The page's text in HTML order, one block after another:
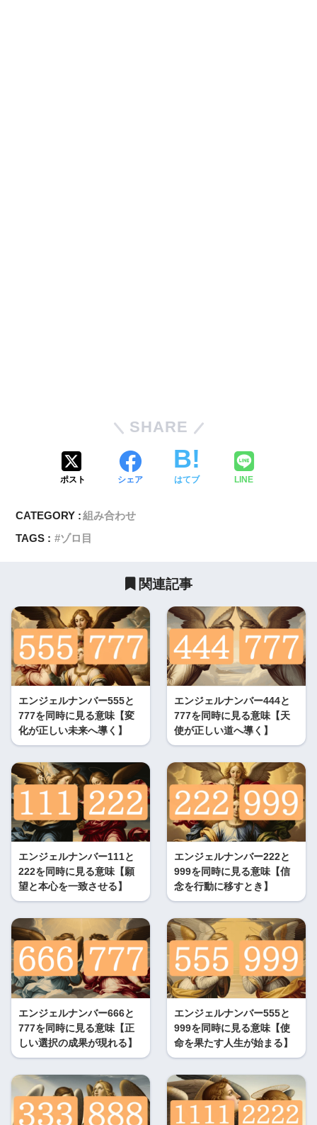
SHARE
ポスト シェア はてブ LINE
CATEGORY :組み合わせ
TAGS :
ゾロ目
関連記事
エンジェルナンバー555と
777を同時に見る意味【変
化が正しい未来へ導く】
エンジェルナンバー444と
777を同時に見る意味【天
使が正しい道へ導く】
エンジェルナンバー111と
222を同時に見る意味【願
望と本心を一致させる】
エンジェルナンバー222と
999を同時に見る意味【信
念を行動に移すとき】
エンジェルナンバー666と
777を同時に見る意味【正
しい選択の成果が現れる】
エンジェルナンバー555と
999を同時に見る意味【使
命を果たす人生が始まる】